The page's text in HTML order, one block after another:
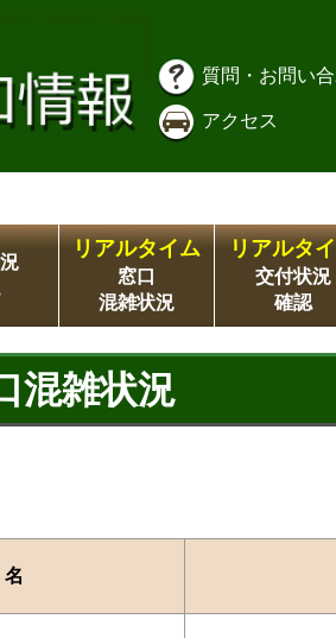
質問・お問い
アクセス
リアルタイム
窓口
混雑状況
リアルタ
交付状況
確認
混雑状況
名